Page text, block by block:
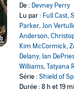
De : Devney Perry
Lu par : Full Cast,
Parker,Jon
Anderson,
Kim McCormick,
Delany, Ian
Williams,Tatyana
Série :Shield of
Durée : 8 h et 19